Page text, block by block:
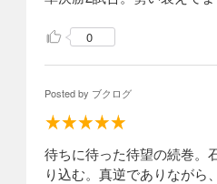
0
Posted by ブクログ
待ちに待った待望の続巻。
り込む。真逆でありながら